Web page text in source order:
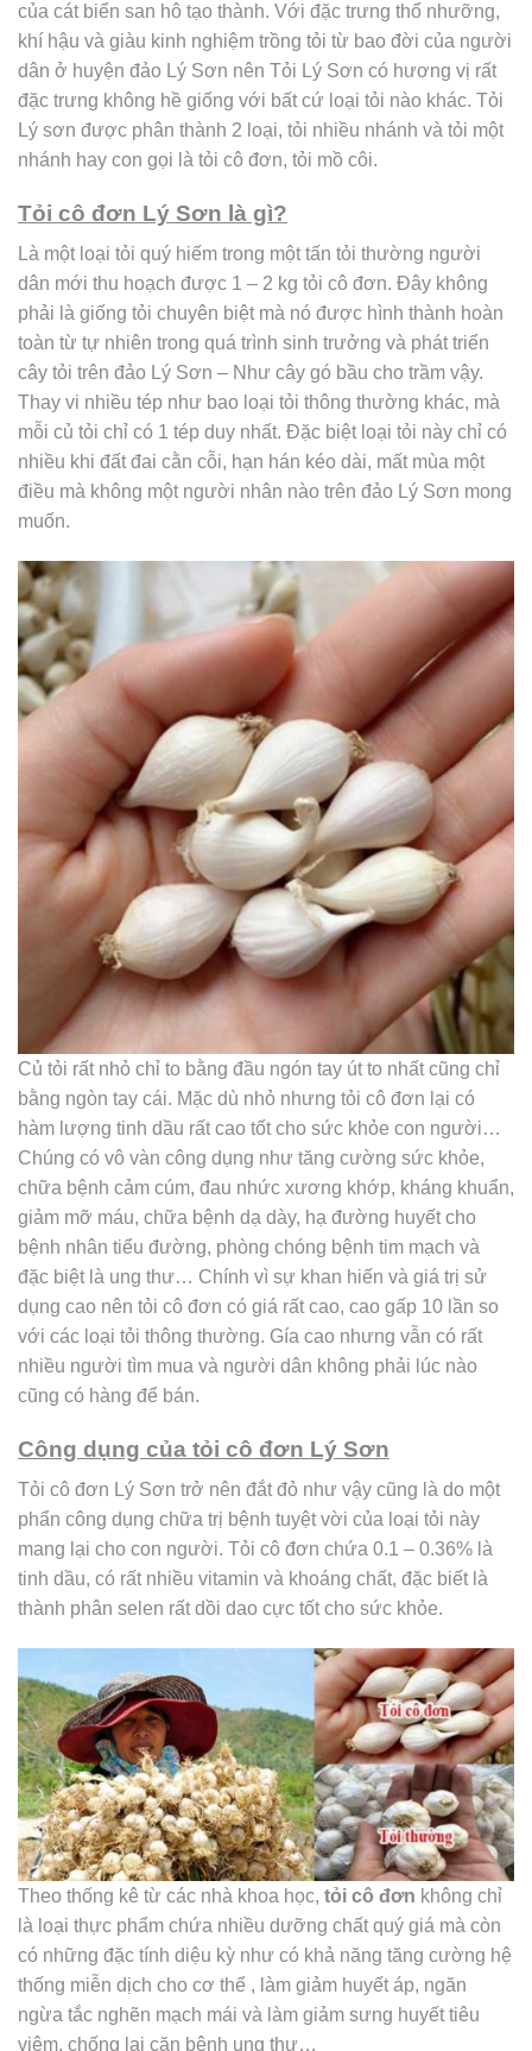
của cát biển san hô tạo thành. Với đặc trưng thổ nhưỡng,
khí hậu và giàu kinh nghiệm trồng tỏi từ bao đời của người
dân ở huyện đảo Lý Sơn nên Tỏi Lý Sơn có hương vị rất
đặc trưng không hề giống với bất cứ loại tỏi nào khác. Tỏi
Lý sơn được phân thành 2 loại, tỏi nhiều nhánh và tỏi một
nhánh hay con gọi là tỏi cô đơn, tỏi mồ côi.
Tỏi cô đơn Lý Sơn là gì?
Là một loại tỏi quý hiếm trong một tấn tỏi thường người
dân mới thu hoạch được 1 – 2 kg tỏi cô đơn. Đây không
phải là giống tỏi chuyên biệt mà nó được hình thành hoàn
toàn từ tự nhiên trong quá trình sinh trưởng và phát triển
cây tỏi trên đảo Lý Sơn – Như cây gó bầu cho trầm vậy.
Thay vi nhiều tép như bao loại tỏi thông thường khác, mà
mỗi củ tỏi chỉ có 1 tép duy nhất. Đặc biệt loại tỏi này chỉ có
nhiều khi đất đai cằn cỗi, hạn hán kéo dài, mất mùa một
điều mà không một người nhân nào trên đảo Lý Sơn mong
muốn.
Củ tỏi rất nhỏ chỉ to bằng đầu ngón tay út to nhất cũng chỉ
bằng ngòn tay cái. Mặc dù nhỏ nhưng tỏi cô đơn lại có
hàm lượng tinh dầu rất cao tốt cho sức khỏe con người…
Chúng có vô vàn công dụng như tăng cường sức khỏe,
chữa bệnh cảm cúm, đau nhức xương khớp, kháng khuẩn,
giảm mỡ máu, chữa bệnh dạ dày, hạ đường huyết cho
bệnh nhân tiểu đường, phòng chóng bệnh tim mạch và
đặc biệt là ung thư… Chính vì sự khan hiến và giá trị sử
dụng cao nên tỏi cô đơn có giá rất cao, cao gấp 10 lần so
với các loại tỏi thông thường. Gía cao nhưng vẫn có rất
nhiều người tìm mua và người dân không phải lúc nào
cũng có hàng để bán.
Công dụng của tỏi cô đơn Lý Sơn
Tỏi cô đơn Lý Sơn trở nên đắt đỏ như vậy cũng là do một
phẩn công dụng chữa trị bệnh tuyệt vời của loại tỏi này
mang lại cho con người. Tỏi cô đơn chứa 0.1 – 0.36% là
tinh dầu, có rất nhiều vitamin và khoáng chất, đặc biết là
thành phân selen rất dồi dao cực tốt cho sức khỏe.
Theo thống kê từ các nhà khoa học, tỏi cô đơn không chỉ
là loại thực phẩm chứa nhiều dưỡng chất quý giá mà còn
có những đặc tính diệu kỳ như có khả năng tăng cường hệ
thống miễn dịch cho cơ thể , làm giảm huyết áp, ngăn
ngừa tắc nghẽn mạch mái và làm giảm sưng huyết tiêu
viêm, chống lại căn bệnh ung thư…